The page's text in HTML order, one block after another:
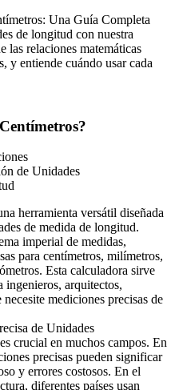
Una Guía Completa
de longitud con nuestra
las relaciones matemáticas
y entiende cuándo usar cada
de Unidades
herramienta versátil diseñada
de medida de longitud.
imperial de medidas,
para centímetros, milímetros,
Esta calculadora sirve
ingenieros, arquitectos,
mediciones precisas de
de Unidades
crucial en muchos campos. En
precisas pueden significar
y errores costosos. En el
diferentes países usan